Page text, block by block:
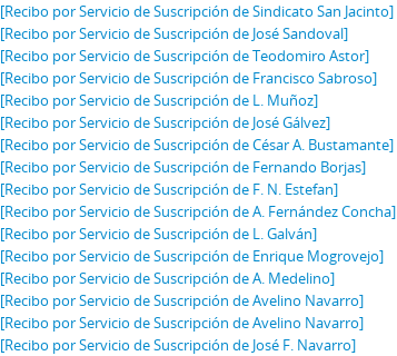
[Recibo por Servicio de Suscripción de Sindicato San Jacinto]
[Recibo por Servicio de Suscripción de José Sandoval]
[Recibo por Servicio de Suscripción de Teodomiro Astor]
[Recibo por Servicio de Suscripción de Francisco Sabroso]
[Recibo por Servicio de Suscripción de L. Muñoz]
[Recibo por Servicio de Suscripción de José Gálvez]
[Recibo por Servicio de Suscripción de César A. Bustamante]
[Recibo por Servicio de Suscripción de Fernando Borjas]
[Recibo por Servicio de Suscripción de F. N. Estefan]
[Recibo por Servicio de Suscripción de A. Fernández Concha]
[Recibo por Servicio de Suscripción de L. Galván]
[Recibo por Servicio de Suscripción de Enrique Mogrovejo]
[Recibo por Servicio de Suscripción de A. Medelino]
[Recibo por Servicio de Suscripción de Avelino Navarro]
[Recibo por Servicio de Suscripción de Avelino Navarro]
[Recibo por Servicio de Suscripción de José F. Navarro]